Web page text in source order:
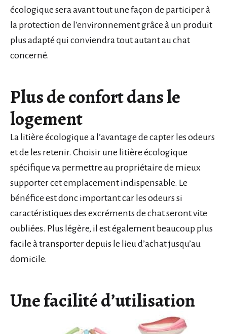
écologique sera avant tout une façon de participer à
la protection de l’environnement grâce à un produit
plus adapté qui conviendra tout autant au chat
concerné.
Plus de confort dans le
logement
La litière écologique a l’avantage de capter les odeurs
et de les retenir. Choisir une litière écologique
spécifique va permettre au propriétaire de mieux
supporter cet emplacement indispensable. Le
bénéfice est donc important car les odeurs si
caractéristiques des excréments de chat seront vite
oubliées. Plus légère, il est également beaucoup plus
facile à transporter depuis le lieu d’achat jusqu’au
domicile.
Une facilité d’utilisation